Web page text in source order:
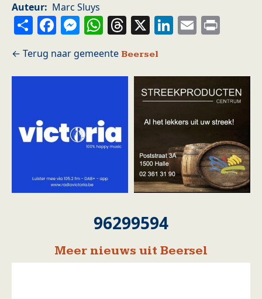
Auteur Marc Sluys
ShareFacebook
Messenger
WhatsApp
Threads
X LinkedIn
Email
Beersel
96299594
Meer nieuws uit Beersel